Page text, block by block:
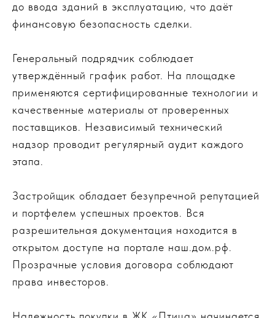
до ввода зданий в эксплуатацию, что даёт
финансовую безопасность сделки.
Генеральный подрядчик соблюдает
утверждённый график работ. На площадке
применяются сертифицированные технологии и
качественные материалы от проверенных
поставщиков. Независимый технический
надзор проводит регулярный аудит каждого
этапа.
Застройщик обладает безупречной репутацией
и портфелем успешных проектов. Вся
разрешительная документация находится в
открытом доступе на портале наш.дом.рф.
Прозрачные условия договора соблюдают
права инвесторов.